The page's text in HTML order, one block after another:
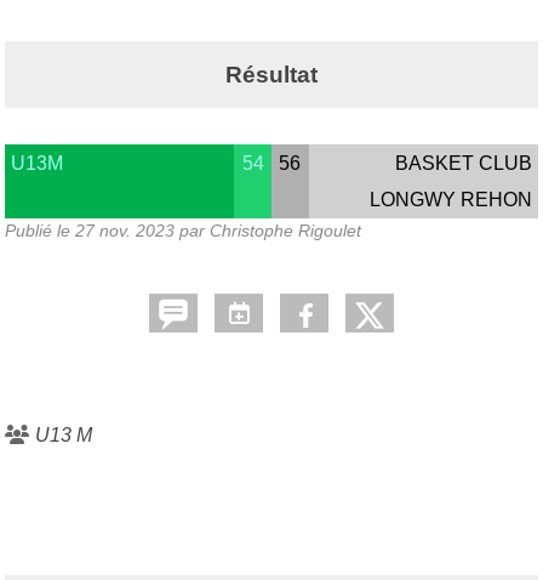
Résultat
U13M 54 56
BASKET CLUB
LONGWY REHON
Publié le 27 nov. 2023 par Christophe Rigoulet
U13 M